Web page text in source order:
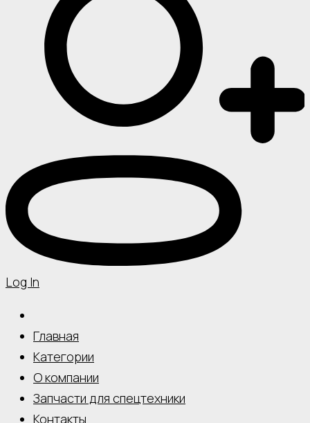
Log In
Главная
Категории
О компании
Запчасти для спецтехники
Контакты